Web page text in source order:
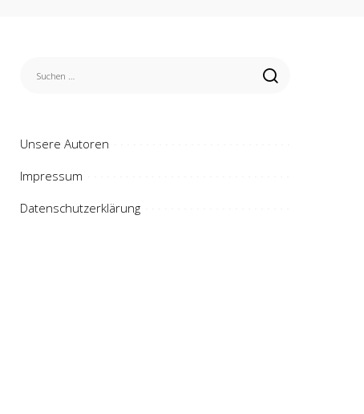
Unsere Autoren
Impressum
Datenschutzerklärung